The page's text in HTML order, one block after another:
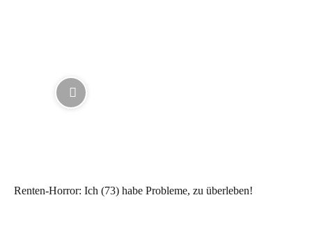
Renten-Horror: Ich (73) habe Probleme, zu überleben!